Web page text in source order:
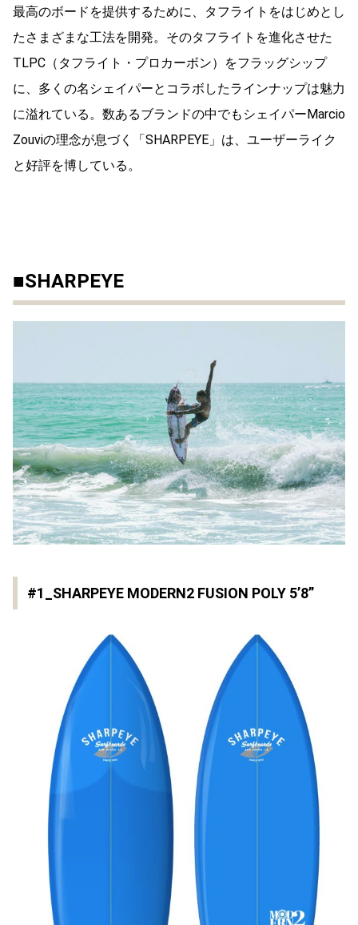
最高のボードを提供するために、タフライトをはじめとし
たさまざまな工法を開発。そのタフライトを進化させた
TLPC（タフライト・プロカーボン）をフラッグシップ
に、多くの名シェイパーとコラボしたラインナップは魅力
に溢れている。数あるブランドの中でもシェイパーMarcio
Zouviの理念が息づく「SHARPEYE」は、ユーザーライク
と好評を博している。
■SHARPEYE
#1_SHARPEYE MODERN2 FUSION POLY 5’8”